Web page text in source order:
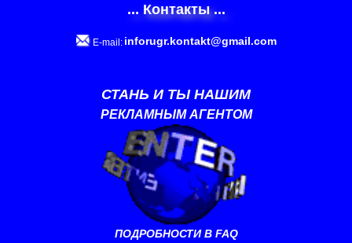
... Контакты ...
E-mail: inforugr.kontakt@gmail.com
СТАНЬ И ТЫ НАШИМ
РЕКЛАМНЫМ АГЕНТОМ
ПОДРОБНОСТИ В FAQ